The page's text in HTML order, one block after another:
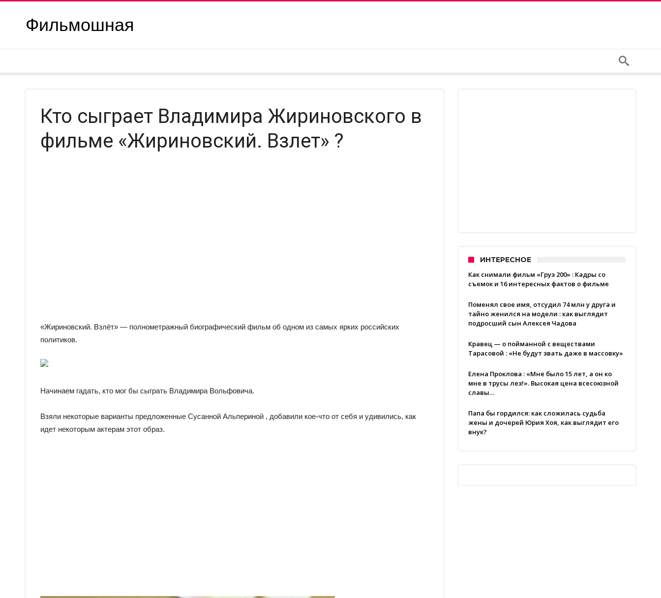
Фильмошная
Кто сыграет Владимира Жириновского в
фильме «Жириновский. Взлет» ?
«Жириновский. Взлёт» — полнометражный биографический фильм об одном из самых ярких российских
политиков.
Начинаем гадать, кто мог бы сыграть Владимира Вольфовича.
Взяли некоторые варианты предложенные Сусанной Альпериной , добавили кое-что от себя и удивились, как
идет некоторым актерам этот образ.
ИНТЕРЕСНОЕ
Как снимали фильм «Груз 200» : Кадры со
съемок и 16 интересных фактов о фильме
Поменял свое имя, отсудил 74 млн у друга и
тайно женился на модели : как выглядит
подросший сын Алексея Чадова
Кравец — о пойманной с веществами
Тарасовой : «Не будут звать даже в массовку»
Елена Проклова : «Мне было 15 лет, а он ко
мне в трусы лез!». Высокая цена всесоюзной
славы…
Папа бы гордился: как сложилась судьба
жены и дочерей Юрия Хоя, как выглядит его
внук?